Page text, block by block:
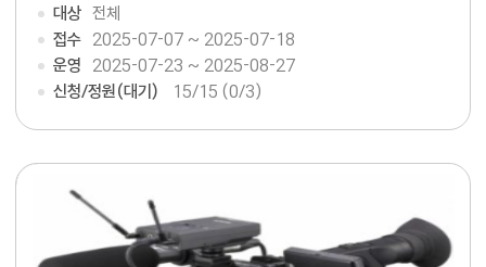
대상 전체
접수 2025-07-07 ~ 2025-07-18
운영 2025-07-23 ~ 2025-08-27
신청/정원(대기)
15/15 (0/3)